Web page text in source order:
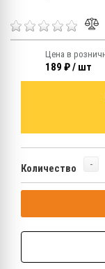
Цена в
189 ₽ / шт
Количество -